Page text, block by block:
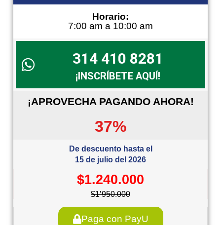
Horario:
7:00 am a 10:00 am
314 410 8281
¡INSCRÍBETE AQUÍ!
¡APROVECHA PAGANDO AHORA!
37%
De descuento hasta el
15 de julio del 2026
$1.240.000
$1’950.000
Paga con PayU